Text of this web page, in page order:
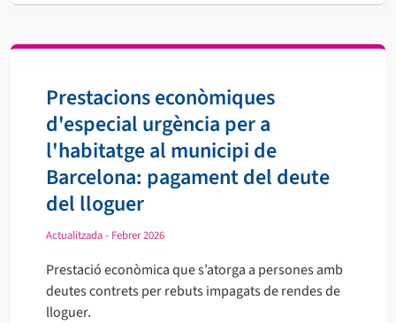
Prestacions econòmiques
d'especial urgència per a
l'habitatge al municipi de
Barcelona: pagament del deute
del lloguer
Actualitzada - Febrer 2026
Prestació econòmica que s’atorga a persones amb
deutes contrets per rebuts impagats de rendes de
lloguer.